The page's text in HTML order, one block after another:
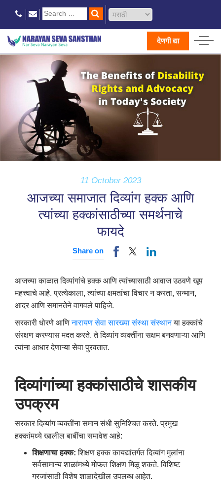
देणगी द्या
11 October 2023
आजच्या समाजात दिव्यांग हक्क आणि
त्यांच्या हक्कांसाठीच्या समर्थनाचे
फायदे
Share on
आजच्या काळात दिव्यांगांचे हक्क आणि त्यांच्यासाठी आवाज उठवणे खूप
महत्त्वाचे आहे. प्रत्येकाला, त्यांच्या क्षमतांचा विचार न करता, सन्मान,
आदर आणि समानतेने वागवले पाहिजे.
सरकारी धोरणे आणिनारायणसेवा सारख्या संस्था संस्थानया हक्कांचे
संरक्षण करण्यास मदत करते. ते दिव्यांग व्यक्तींना सक्षम बनवणाऱ्या आणि
त्यांना आधार देणाऱ्या सेवा पुरवतात.
दिव्यांगांच्या हक्कांसाठीचे शासकीय
उपक्रम
सरकार दिव्यांग व्यक्तींना समान संधी सुनिश्चित करते. प्रमुख
हक्कांमध्ये खालील बाबींचा समावेश आहे:
शिक्षणाचा हक्क:शिक्षण हक्क कायद्यांतर्गत दिव्यांग मुलांना
सर्वसामान्य शाळांमध्ये मोफत शिक्षण मिळू शकते. विशिष्ट
गरजांसाठी विशेष शाळादेखील उपलब्ध आहेत.